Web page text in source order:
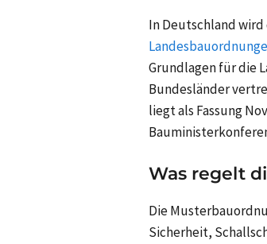
In Deutschland
Grundlagen für die
Bundesländer
liegt als Fassung
Was regelt
Die
Sicherheit,